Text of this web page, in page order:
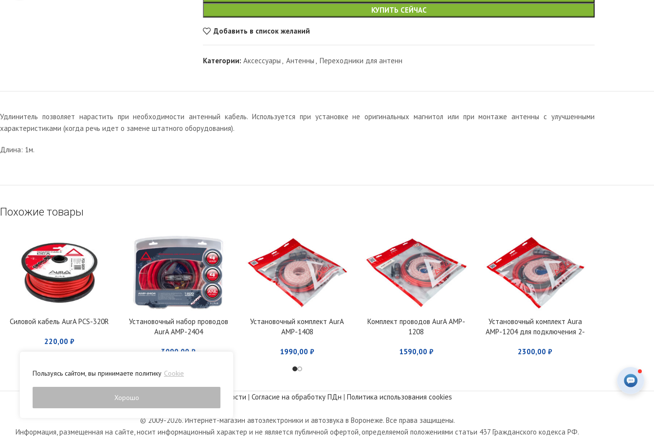
Пользуясь сайтом, вы принимаете политику Cookie
Хорошо
КУПИТЬ СЕЙЧАС
Добавить в список желаний
Категории: Аксессуары Антенны Переходники для антенн
Удлинитель позволяет нарастить при необходимости антенный кабель. Используется при установке не оригинальных магнитол или при монтаже антенны с улучшенными
характеристиками (когда речь идет о замене штатного оборудования).
Длина: 1м.
Похожие товары
Силовой кабель AurA PCS-320R
220,00₽
Установочный набор проводов
AurA AMP-2404
3090,00 ₽
Установочный комплект AurA
AMP-1408
1990,00₽
Комплект проводов AurA AMP-
1208
1590,00 ₽
Установочный комплект Aura
AMP-1204 для подключения 2-
2300,00₽
Политика конфиденциальности | Согласие на обработку ПДн | Политика использования cookies
© 2009-2026. Интернет-магазин автоэлектроники и автозвука в Воронеже. Все права защищены.
Информация, размещенная на сайте, носит информационный характер и не является публичной офертой, определяемой положениями статьи 437 Гражданского кодекса РФ.